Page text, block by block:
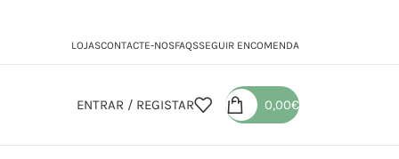
LOJASCONTACTE-NOSFAQSSEGUIR ENCOMENDA
ENTRAR / REGISTAR 0,00€